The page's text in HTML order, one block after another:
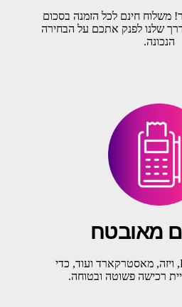
משלוח חינם לכל הזמנה בסכום
ש"ח – הדרך שלנו לפנק אתכם על הבחירה
הנכונה.
מאובטח
אנו מקבלים PayPal, ויזה, מאסטרקארד ועוד, כדי
רכישה פשוטה ובטוחה.